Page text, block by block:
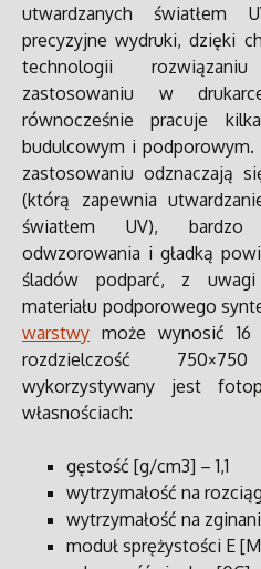
utwardzanych światłem
precyzyjne wydruki, dzięki
technologii
zastosowaniu w
równocześnie pracuje
budulcowym i podporowym.
zastosowaniu odznaczają
(którą zapewnia
światłem UV), bardzo
odwzorowania i gładką
śladów podparć, z
materiału podporowego
warstwy może wynosić
rozdzielczość
wykorzystywany jest
własnościach:
gęstość [g/cm3] – 1,1
wytrzymałość na
wytrzymałość na
moduł sprężystości E